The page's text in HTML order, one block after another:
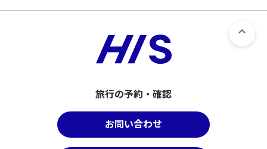
旅行の予約・確認
お問い合わせ